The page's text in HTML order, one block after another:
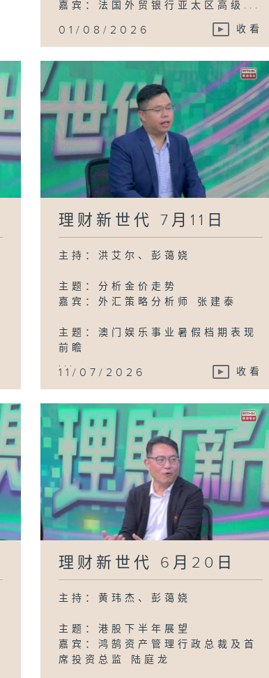
嘉宾：法国外贸银行亚太区高级...
01/08/2026 收看
理财新世代 7月11日
主持：洪艾尔、彭蔼娆
主题：分析金价走势
嘉宾：外汇策略分析师 张建泰
主题：澳门娱乐事业暑假档期表现
前瞻
...
11/07/2026 收看
理财新世代 6月20日
主持：黄玮杰、彭蔼娆
主题：港股下半年展望
嘉宾：鸿鹄资产管理行政总裁及首
席投资总监 陆庭龙